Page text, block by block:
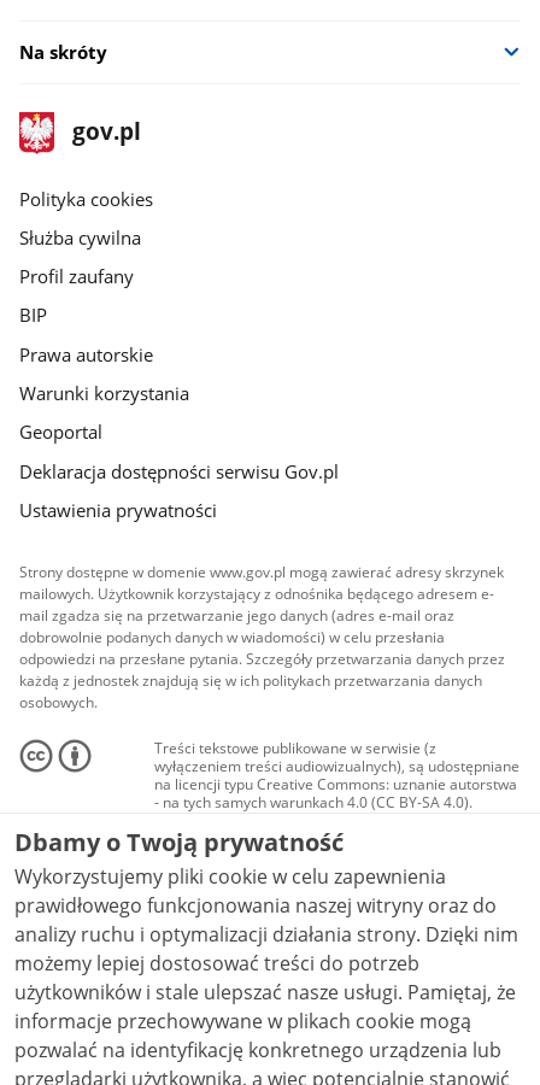
Na skróty
stopka
gov.pl
Strona
gov.pl
gov.pl
Polityka cookies
Służba cywilna
Profil zaufany
BIP
Prawa autorskie
Warunki korzystania
Geoportal
Deklaracja dostępności serwisu Gov.pl
Ustawienia prywatności
Strony dostępne w domenie www.gov.pl mogą zawierać adresy skrzynek
mailowych. Użytkownik korzystający z odnośnika będącego adresem e-
mail zgadza się na przetwarzanie jego danych (adres e-mail oraz
dobrowolnie podanych danych w wiadomości) w celu przesłania
odpowiedzi na przesłane pytania. Szczegóły przetwarzania danych przez
każdą z jednostek znajdują się w ich politykach przetwarzania danych
osobowych.
Treści tekstowe publikowane w serwisie (z
wyłączeniem treści audiowizualnych), są udostępniane
na licencji typu Creative Commons: uznanie autorstwa
- na tych samych warunkach 4.0 (CC BY-SA 4.0).
Materiały audiowizualne, w tym zdjęcia, materiały
audio i wideo, są udostępniane na licencji typu
Creative Commons: uznanie autorstwa użycie
niekomercyjne - bez utworów zależnych 4.0 (CC BY-
NC-ND 4.0), o ile nie jest to stwierdzone inaczej.
Dbamy o Twoją prywatność
Wykorzystujemy pliki cookie w celu zapewnienia
prawidłowego funkcjonowania naszej witryny oraz do
analizy ruchu i optymalizacji działania strony. Dzięki nim
możemy lepiej dostosować treści do potrzeb
użytkowników i stale ulepszać nasze usługi. Pamiętaj, że
informacje przechowywane w plikach cookie mogą
pozwalać na identyfikację konkretnego urządzenia lub
przeglądarki użytkownika, a więc potencjalnie stanowić